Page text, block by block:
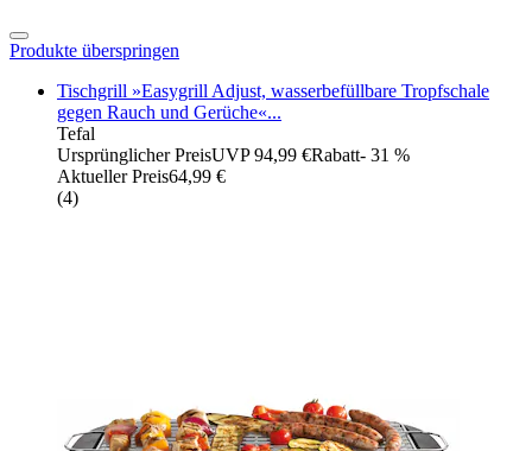
Produkte überspringen
Tischgrill »Easygrill Adjust, wasserbefüllbare Tropfschale
gegen Rauch und Gerüche«...
Tefal
Ursprünglicher PreisUVP 94,99 €Rabatt- 31 %
Aktueller Preis64,99 €
(4)